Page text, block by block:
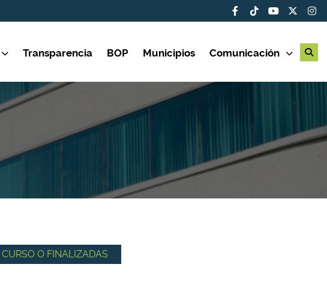
Transparencia BOP Municipios Comunicación
CURSO O FINALIZADAS